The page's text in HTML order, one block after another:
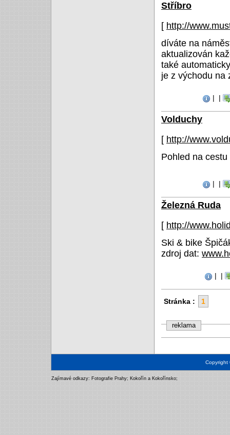
Stříbro
[ http://
díváte na
aktualizován
také
je z východu na
| |
Volduchy
[ http://
Pohled na
| |
Železná Ruda
[ http://
Ski & bike
zdroj dat:
| |
Stránka : 1
reklama
Zajímavé odkazy: Fotografie Prahy; Kokořín a Kokořínsko;